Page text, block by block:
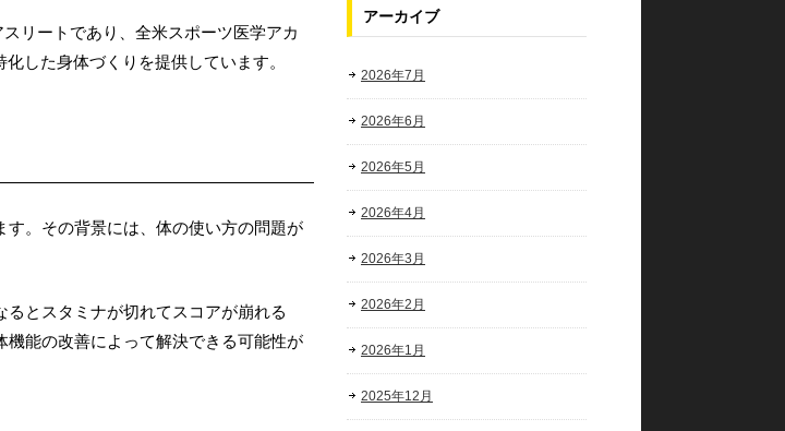
リートであり、全米スポーツ医学アカ
した身体づくりを提供しています。
。その背景には、体の使い方の問題が
とスタミナが切れてスコアが崩れる
能の改善によって解決できる可能性が
アーカイブ
2026年7月
2026年6月
2026年5月
2026年4月
2026年3月
2026年2月
2026年1月
2025年12月